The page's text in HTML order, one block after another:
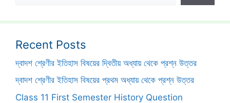
Recent Posts
দ্বাদশ শ্রেণীর ইতিহাস বিষয়ের দ্বিতীয় অধ্যায় থেকে প্রশ্ন উত্তর
দ্বাদশ শ্রেণীর ইতিহাস বিষয়ের প্রথম অধ্যায় থেকে প্রশ্ন উত্তর
Class 11 First Semester History Question